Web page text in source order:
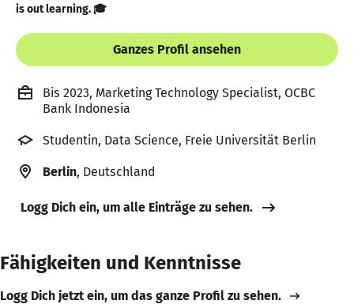
is out learning. 🎓
Ganzes Profil ansehen
Bis 2023, Marketing Technology Specialist, OCBC
Bank Indonesia
Studentin, Data Science, Freie Universität Berlin
Berlin, Deutschland
Logg Dich ein, um alle Einträge zu sehen.
Fähigkeiten und Kenntnisse
Logg Dich jetzt ein, um das ganze Profil zu sehen.